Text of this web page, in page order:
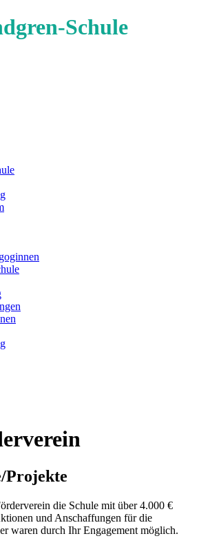
Schule
Projekte
die Schule mit über 4.000 €
und Anschaffungen für die
waren durch Ihr Engagement möglich.